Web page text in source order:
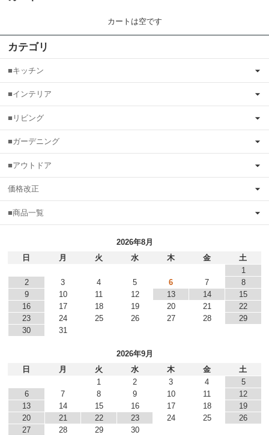
カートは空です
カテゴリ
■キッチン
■インテリア
■リビング
■ガーデニング
■アウトドア
価格改正
■商品一覧
2026年8月
日
月 火 水 木 金
土
1
2
3 4 5 6 7
8
9
10 11 12 13 14
15
16
17 18 19 20 21
22
23
24 25 26 27 28
29
30
31
2026年9月
日
月 火 水 木 金
土
1
2 3 4
5
6
7 8 9 10 11
12
13
14 15 16 17 18
19
20
21 22 23 24 25
26
27
28 29 30